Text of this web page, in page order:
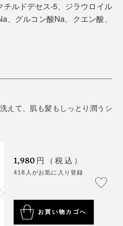
チルドデセス-5、ジラウロイル
、グルコン酸Na、クエン酸、
えて、肌も髪もしっとり潤うシ
1,980 円（税込）
418人がお気に入り登録
お買い物カゴへ